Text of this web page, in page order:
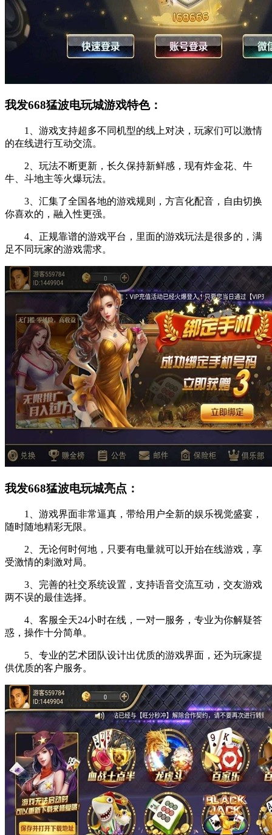
我发668猛波电玩城游戏特色：
1、游戏支持超多不同机型的线上对决，玩家们可以激情
的在线进行互动交流。
2、玩法不断更新，长久保持新鲜感，现有炸金花、牛
牛、斗地主等火爆玩法。
3、汇集了全国各地的游戏规则，方言化配音，自由切换
你喜欢的，融入性更强。
4、正规靠谱的游戏平台，里面的游戏玩法是很多的，满
足不同玩家的游戏需求。
我发668猛波电玩城亮点：
1、游戏界面非常逼真，带给用户全新的娱乐视觉盛宴，
随时随地精彩无限。
2、无论何时何地，只要有电量就可以开始在线游戏，享
受激情的刺激对局。
3、完善的社交系统设置，支持语音交流互动，交友游戏
两不误的最佳选择。
4、客服全天24小时在线，一对一服务，专业为你解疑答
惑，操作十分简单。
5、专业的艺术团队设计出优质的游戏界面，还为玩家提
供优质的客户服务。